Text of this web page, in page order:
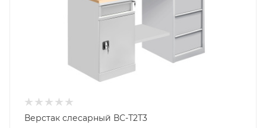
Верстак слесарный ВС-Т2Т3